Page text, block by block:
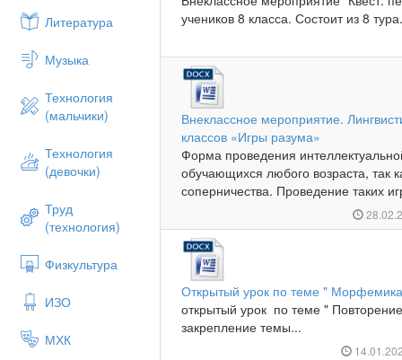
Литература
Музыка
Технология
(мальчики)
Технология
(девочки)
Труд
(технология)
Физкультура
ИЗО
МХК
учеников 8 класса. Состоит из 8
Внеклассное мероприятие.
классов «Игры разума»
Форма проведения
обучающихся любого возраста, так
соперничества. Проведение таких
Открытый урок по теме "
открытый урок по теме "
закрепление темы...